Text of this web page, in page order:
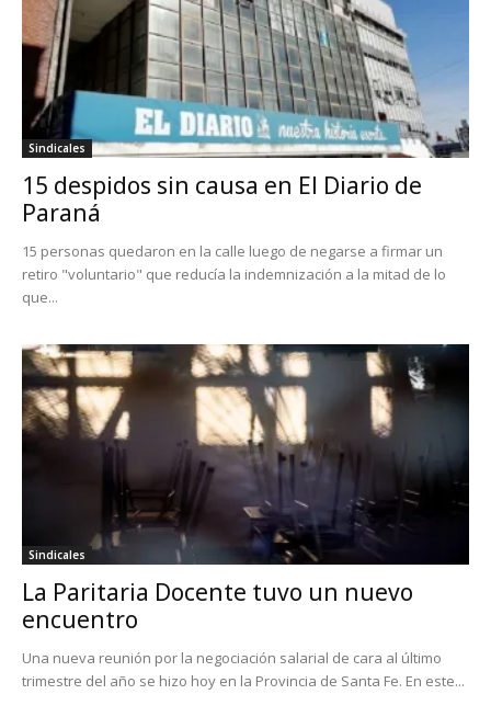
Sindicales
15 despidos sin causa en El Diario de
Paraná
15 personas quedaron en la calle luego de negarse a firmar un
retiro "voluntario" que reducía la indemnización a la mitad de lo
que...
Sindicales
La Paritaria Docente tuvo un nuevo
encuentro
Una nueva reunión por la negociación salarial de cara al último
trimestre del año se hizo hoy en la Provincia de Santa Fe. En este...